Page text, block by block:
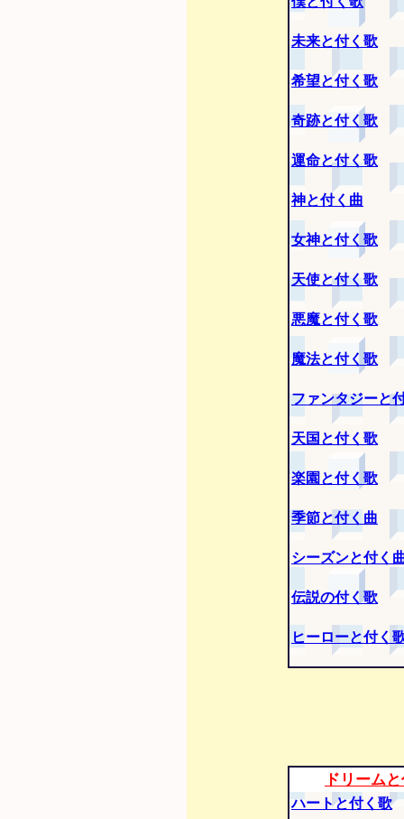
未来と付く歌
希望と付く歌
奇跡と付く歌
運命と付く歌
神と付く曲
女神と付く歌
天使と付く歌
悪魔と付く歌
魔法と付く歌
ファンタジーと
天国と付く歌
楽園と付く歌
季節と付く曲
シーズンと付く
伝説の付く歌
ヒーローと付く
ドリーム
ハートと付く歌